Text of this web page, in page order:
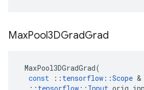
MaxPool3DGradGrad
MaxPool3DGradGrad(
const
:: tensorflow ::Scope &